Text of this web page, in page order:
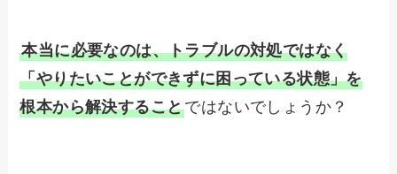
本当に必要なのは、トラブルの対処ではなく
「やりたいことができずに困っている状態」を
根本から解決することではないでしょうか？